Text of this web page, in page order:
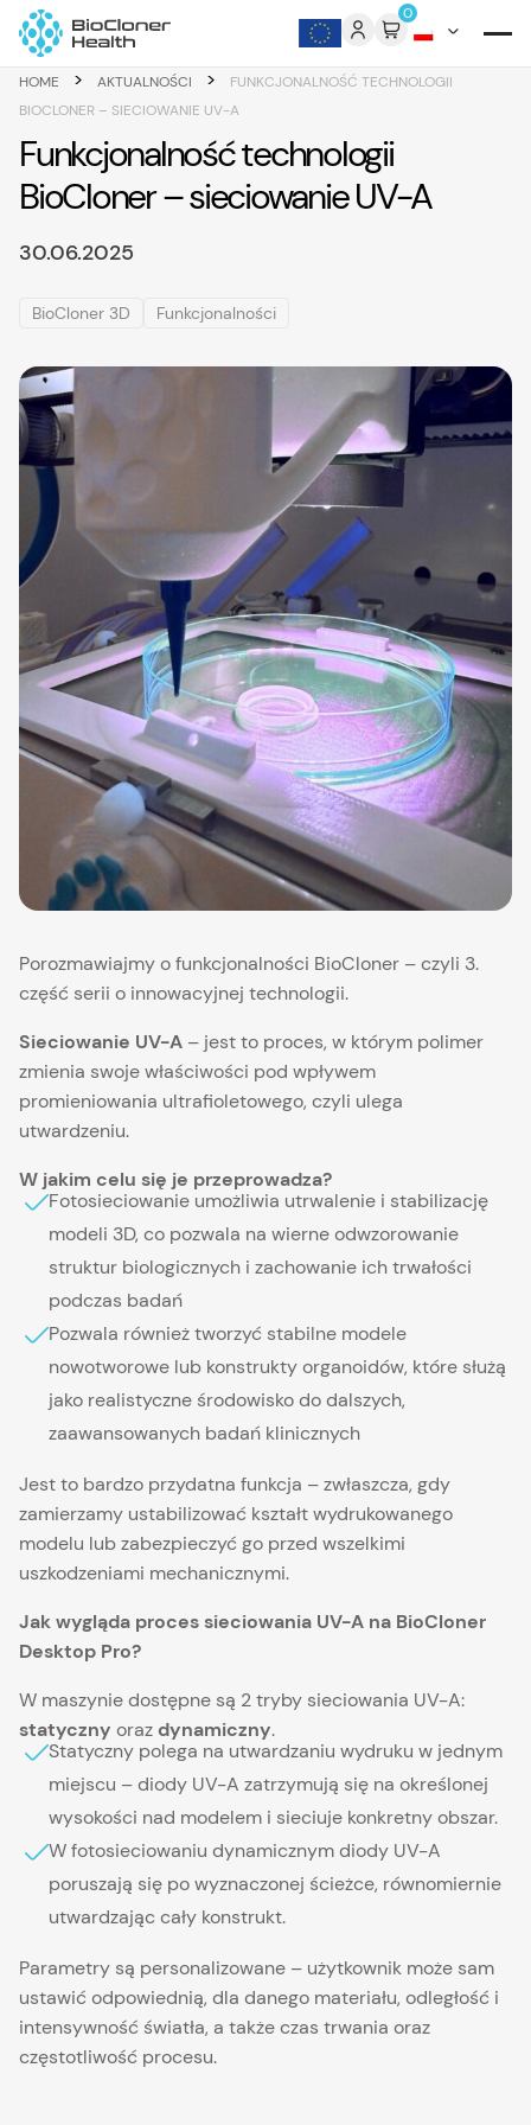
Skip to content 0
HOME > AKTUALNOŚCI >
FUNKCJONALNOŚĆ TECHNOLOGII
BIOCLONER – SIECIOWANIE UV-A
Funkcjonalność technologii
BioCloner – sieciowanie UV-A
30.06.2025
BioCloner 3D Funkcjonalności
Porozmawiajmy o funkcjonalności BioCloner – czyli 3.
część serii o innowacyjnej technologii.
Sieciowanie UV-A – jest to proces, w którym polimer
zmienia swoje właściwości pod wpływem
promieniowania ultrafioletowego, czyli ulega
utwardzeniu.
W jakim celu się je przeprowadza?
Fotosieciowanie umożliwia utrwalenie i stabilizację
modeli 3D, co pozwala na wierne odwzorowanie
struktur biologicznych i zachowanie ich trwałości
podczas badań
Pozwala również tworzyć stabilne modele
nowotworowe lub konstrukty organoidów, które służą
jako realistyczne środowisko do dalszych,
zaawansowanych badań klinicznych
Jest to bardzo przydatna funkcja – zwłaszcza, gdy
zamierzamy ustabilizować kształt wydrukowanego
modelu lub zabezpieczyć go przed wszelkimi
uszkodzeniami mechanicznymi.
Jak wygląda proces sieciowania UV-A na BioCloner
Desktop Pro?
W maszynie dostępne są 2 tryby sieciowania UV-A:
statyczny orazdynamiczny.
Statyczny polega na utwardzaniu wydruku w jednym
miejscu – diody UV-A zatrzymują się na określonej
wysokości nad modelem i sieciuje konkretny obszar.
W fotosieciowaniu dynamicznym diody UV-A
poruszają się po wyznaczonej ścieżce, równomiernie
utwardzając cały konstrukt.
Parametry są personalizowane – użytkownik może sam
ustawić odpowiednią, dla danego materiału, odległość i
intensywność światła, a także czas trwania oraz
częstotliwość procesu.